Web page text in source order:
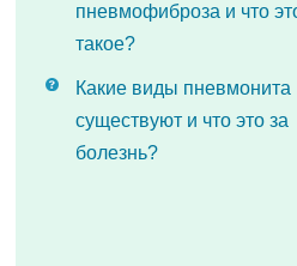
пневмофиброза и что
такое?
Какие виды пневмонита
существуют и что это за
болезнь?